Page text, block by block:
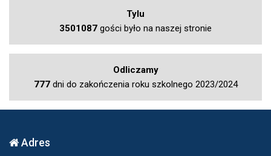
Tylu
3501087 gości było na naszej stronie
Odliczamy
777dni do zakończenia roku szkolnego 2023/2024
Adres